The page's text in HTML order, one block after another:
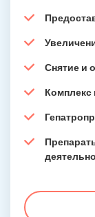
Снятие и
Комплекс